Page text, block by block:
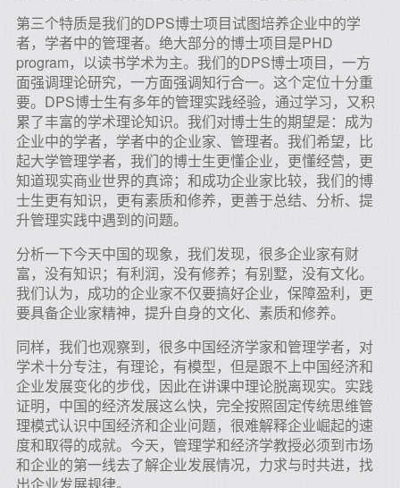
第三个特质是我们的DPS博士项目试图培养企业中的学
者，学者中的管理者。绝大部分的博士项目是PHD
program，以读书学术为主。我们的DPS博士项目，一方
面强调理论研究，一方面强调知行合一。这个定位十分重
要。DPS博士生有多年的管理实践经验，通过学习，又积
累了丰富的学术理论知识。我们对博士生的期望是：成为
企业中的学者，学者中的企业家、管理者。我们希望，比
起大学管理学者，我们的博士生更懂企业，更懂经营，更
知道现实商业世界的真谛；和成功企业家比较，我们的博
士生更有知识，更有素质和修养，更善于总结、分析、提
升管理实践中遇到的问题。
分析一下今天中国的现象，我们发现，很多企业家有财
富，没有知识；有利润，没有修养；有别墅，没有文化。
我们认为，成功的企业家不仅要搞好企业，保障盈利，更
要具备企业家精神，提升自身的文化、素质和修养。
同样，我们也观察到，很多中国经济学家和管理学者，对
学术十分专注，有理论，有模型，但是跟不上中国经济和
企业发展变化的步伐，因此在讲课中理论脱离现实。实践
证明，中国的经济发展这么快，完全按照固定传统思维管
理模式认识中国经济和企业问题，很难解释企业崛起的速
度和取得的成就。今天，管理学和经济学教授必须到市场
和企业的第一线去了解企业发展情况，力求与时共进，找
出企业发展规律。